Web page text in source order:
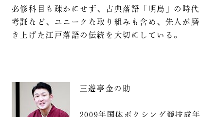
必修科目も疎かにせず、古典落語「明烏」の時代
考証など、ユニークな取り組みも含め、先人が磨
き上げた江戸落語の伝統を大切にしている。
三遊亭金の助
2009年国体ボクシング競技成年